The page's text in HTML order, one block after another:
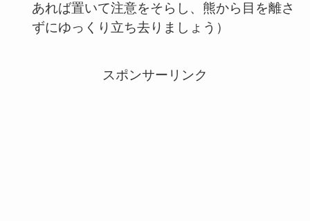
あれば置いて注意をそらし、熊から目を離さ
ずにゆっくり立ち去りましょう）
スポンサーリンク